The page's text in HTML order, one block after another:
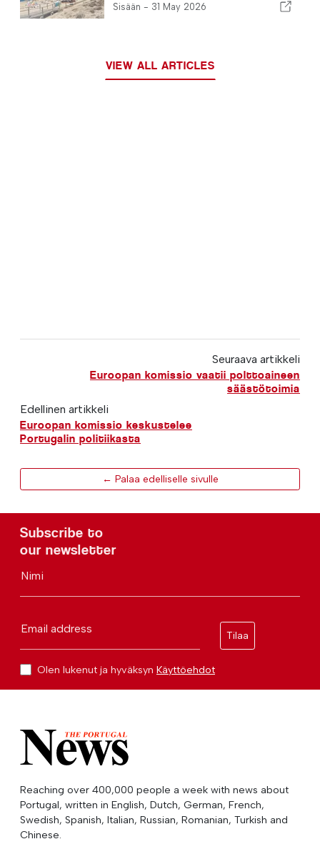
Sisään - 31 May 2026
VIEW ALL ARTICLES
Seuraava artikkeli
Euroopan komissio vaatii polttoaineen
säästötoimia
Edellinen artikkeli
Euroopan komissio keskustelee
Portugalin politiikasta
← Palaa edelliselle sivulle
Subscribe to
our newsletter
Nimi
Email address
Tilaa
Olen lukenut ja hyväksyn Käyttöehdot
Reaching over 400,000 people a week with news about
Portugal, written in English, Dutch, German, French,
Swedish, Spanish, Italian, Russian, Romanian, Turkish and
Chinese.